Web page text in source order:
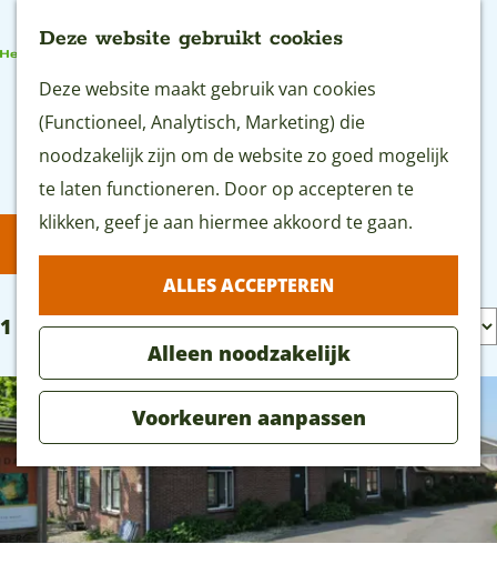
Deze website gebruikt cookies
Deze website maakt gebruik van cookies
(Functioneel, Analytisch, Marketing) die
noodzakelijk zijn om de website zo goed mogelijk
te laten functioneren. Door op accepteren te
klikken, geef je aan hiermee akkoord te gaan.
ALLES ACCEPTEREN
Alleen noodzakelijk
Voorkeuren aanpassen
a
e
o
m
e
p
a
Ontdek alle locaties
a
z
o
e
k
j
e
t
e
r
o
p
:
1 t/m 24 van 41 resultaten
S
r
t
e
e
r